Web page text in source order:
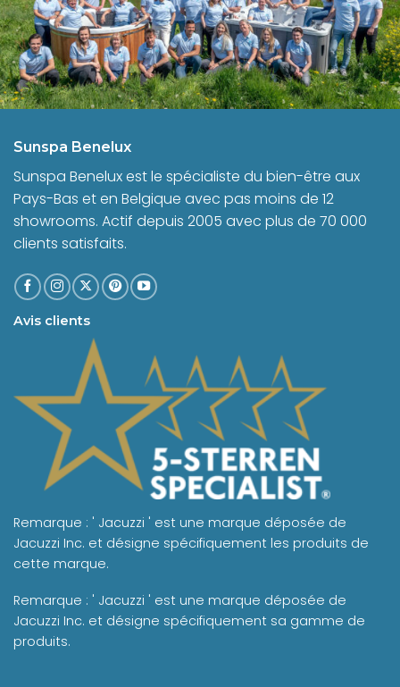
Sunspa Benelux
Sunspa Benelux est le spécialiste du bien-être aux
Pays-Bas et en Belgique avec pas moins de 12
showrooms. Actif depuis 2005 avec plus de 70 000
clients satisfaits.
Avis clients
Remarque : ' Jacuzzi ' est une marque déposée de
Jacuzzi Inc. et désigne spécifiquement les produits de
cette marque.
Remarque : ' Jacuzzi ' est une marque déposée de
Jacuzzi Inc. et désigne spécifiquement sa gamme de
produits.